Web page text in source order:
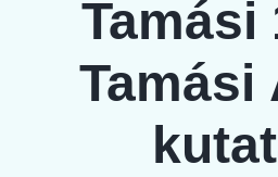
Tamási
Tamási